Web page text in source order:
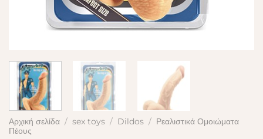
Αρχική σελίδα / sex toys / Dildos / Ρεαλιστικά Ομοιώματα
Πέους